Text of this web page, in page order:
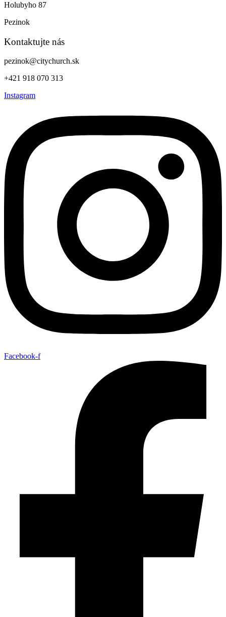
Holubyho 87
Pezinok
Kontaktujte nás
pezinok@citychurch.sk
+421 918 070 313
Instagram
Facebook-f